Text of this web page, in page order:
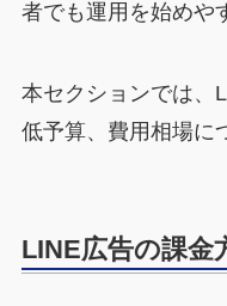
者でも運用を始めや
本セクションでは、
低予算、費用相場に
LINE広告の課金